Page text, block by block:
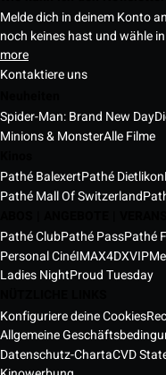
Melde dich in deinem Konto
noch keines hast und wähle
more
Kontaktiere uns
Spider-Man: Brand New Day
Minions & MonsterAlle Filme
Pathé BalexertPathé Dietlikon
Pathé Mall Of Switzerland
Pathé ClubPathé PassPathé
Personal CinéIMAX4DXVIP
Ladies NightProud Tuesday
Konfiguriere deine Cookies
Allgemeine
Datenschutz-ChartaCVD